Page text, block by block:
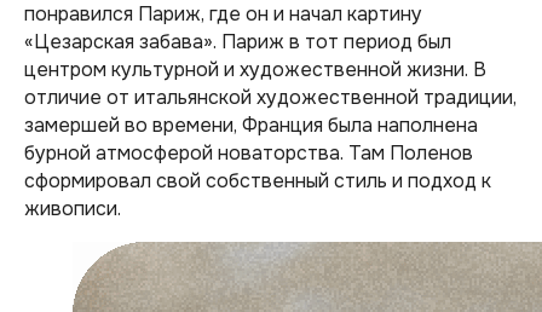
понравился Париж, где он и начал картину
«Цезарская забава». Париж в тот период был
центром культурной и художественной жизни. В
отличие от итальянской художественной традиции,
замершей во времени, Франция была наполнена
бурной атмосферой новаторства. Там Поленов
сформировал свой собственный стиль и подход к
живописи.